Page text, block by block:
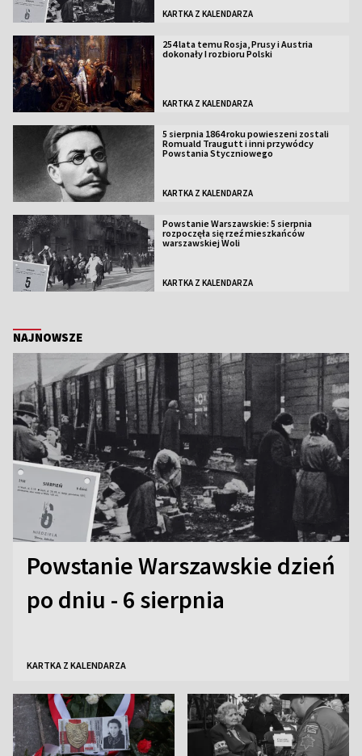
KARTKA Z KALENDARZA
254 lata temu Rosja, Prusy i Austria
dokonały I rozbioru Polski
KARTKA Z KALENDARZA
5 sierpnia 1864 roku powieszeni zostali
Romuald Traugutt i inni przywódcy
Powstania Styczniowego
KARTKA Z KALENDARZA
Powstanie Warszawskie: 5 sierpnia
rozpoczęła się rzeź mieszkańców
warszawskiej Woli
KARTKA Z KALENDARZA
NAJNOWSZE
Powstanie Warszawskie dzień
po dniu - 6 sierpnia
KARTKA Z KALENDARZA